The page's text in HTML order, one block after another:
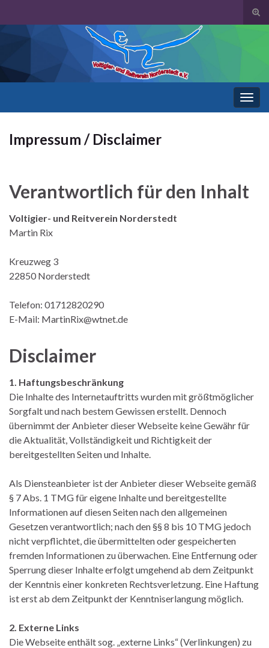
Search for:
Impressum / Disclaimer
Verantwortlich für den Inhalt
Voltigier- und Reitverein Norderstedt
Martin Rix
Kreuzweg 3
22850 Norderstedt
Telefon: 01712820290
E-Mail: MartinRix@wtnet.de
Disclaimer
1. Haftungsbeschränkung
Die Inhalte des Internetauftritts wurden mit größtmöglicher
Sorgfalt und nach bestem Gewissen erstellt. Dennoch
übernimmt der Anbieter dieser Webseite keine Gewähr für
die Aktualität, Vollständigkeit und Richtigkeit der
bereitgestellten Seiten und Inhalte.
Als Diensteanbieter ist der Anbieter dieser Webseite gemäß
§ 7 Abs. 1 TMG für eigene Inhalte und bereitgestellte
Informationen auf diesen Seiten nach den allgemeinen
Gesetzen verantwortlich; nach den §§ 8 bis 10 TMG jedoch
nicht verpflichtet, die übermittelten oder gespeicherten
fremden Informationen zu überwachen. Eine Entfernung oder
Sperrung dieser Inhalte erfolgt umgehend ab dem Zeitpunkt
der Kenntnis einer konkreten Rechtsverletzung. Eine Haftung
ist erst ab dem Zeitpunkt der Kenntniserlangung möglich.
2. Externe Links
Die Webseite enthält sog. „externe Links“ (Verlinkungen) zu